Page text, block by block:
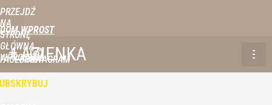
PRZEJDŹ
NA
STRONĘ
GŁÓWNĄ
WPROST.PL
DOM WPROST
FACEBOOKINSTAGRAM
ŁAZIENKA